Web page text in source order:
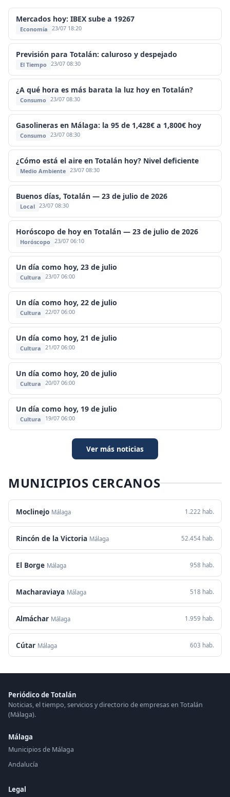
Mercados hoy: IBEX sube a 19267
Economía 23/07 18:20
Previsión para Totalán: caluroso y despejado
El Tiempo 23/07 08:30
¿A qué hora es más barata la luz hoy en Totalán?
Consumo 23/07 08:30
Gasolineras en Málaga: la 95 de 1,428€ a 1,800€ hoy
Consumo 23/07 08:30
¿Cómo está el aire en Totalán hoy? Nivel deficiente
Medio Ambiente 23/07 08:30
Buenos días, Totalán — 23 de julio de 2026
Local 23/07 08:30
Horóscopo de hoy en Totalán — 23 de julio de 2026
Horóscopo 23/07 06:10
Un día como hoy, 23 de julio
Cultura 23/07 06:00
Un día como hoy, 22 de julio
Cultura 22/07 06:00
Un día como hoy, 21 de julio
Cultura 21/07 06:00
Un día como hoy, 20 de julio
Cultura 20/07 06:00
Un día como hoy, 19 de julio
Cultura 19/07 06:00
Ver más noticias
MUNICIPIOS CERCANOS
Moclinejo Málaga 1.222 hab.
Rincón de la Victoria Málaga 52.454 hab.
El Borge Málaga 958 hab.
Macharaviaya Málaga 518 hab.
Almáchar Málaga 1.959 hab.
Cútar Málaga 603 hab.
Periódico de Totalán
Noticias, el tiempo, servicios y directorio de empresas en Totalán
(Málaga).
Málaga
Municipios de Málaga
Andalucía
Legal